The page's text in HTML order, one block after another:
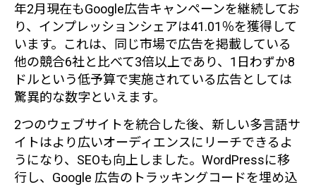
年2月現在もGoogle広告キャンペーンを継続してお
り、インプレッションシェアは41.01％を獲得して
います。これは、同じ市場で広告を掲載している
他の競合6社と比べて3倍以上であり、1日わずか8
ドルという低予算で実施されている広告としては
驚異的な数字といえます。
2つのウェブサイトを統合した後、新しい多言語サ
イトはより広いオーディエンスにリーチできるよ
うになり、SEOも向上しました。WordPressに移
行し、Google 広告のトラッキングコードを埋め込